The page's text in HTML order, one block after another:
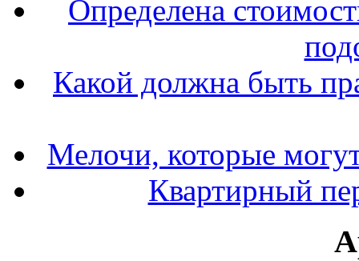
Определена
Какой должна быть
Мелочи, которые
Квартирный